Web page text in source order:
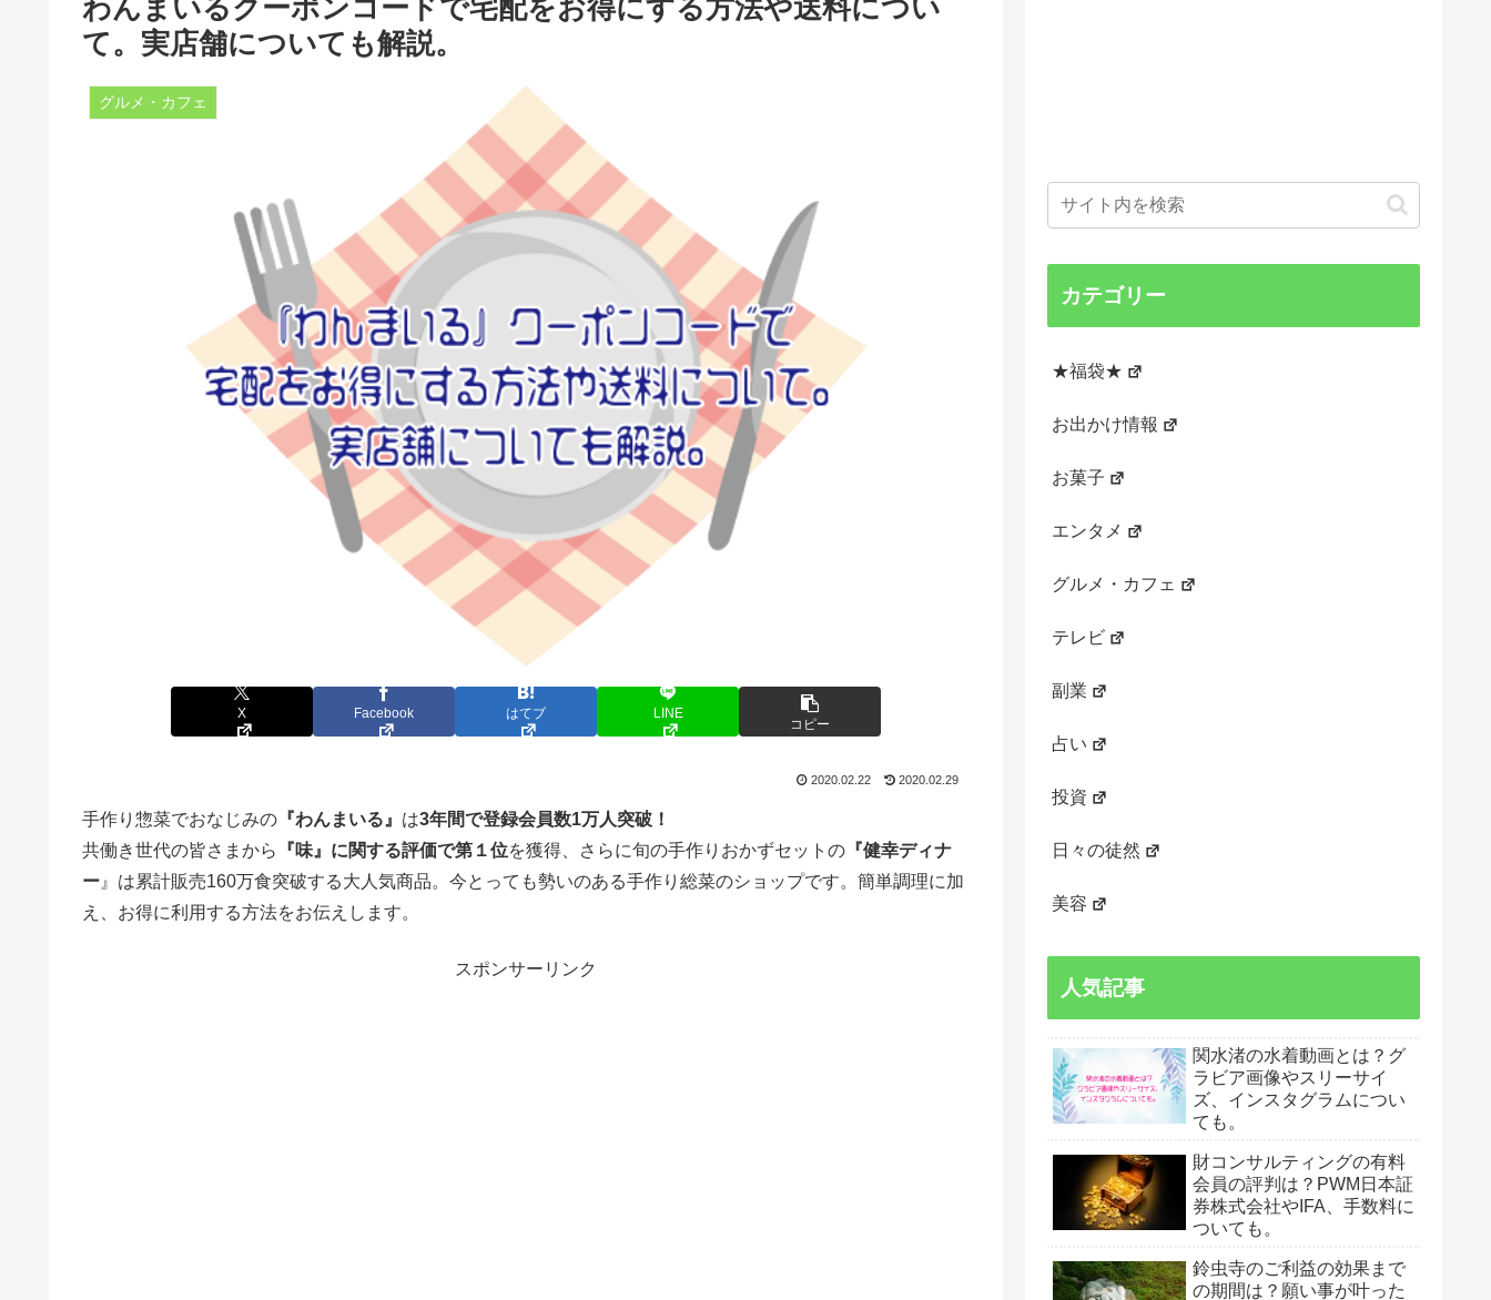
わんまいるクーポンコードで宅配をお得にする方法や送料につい
て。実店舗についても解説。
グルメ・カフェ
X Facebook はてブ LINE
コピー
2020.02.22 2020.02.29
手作り惣菜でおなじみの 『わんまいる』 は3年間で登録会員数1万人突破！
共働き世代の皆さまから
『味』に関する評価で第１位を獲得、さらに旬の手作りおかずセットの 『健幸ディナ
ー 』は累計販売160万食突破する大人気商品。今とっても勢いのある手作り総菜のショップです。簡単調理に加
え、お得に利用する方法をお伝えします。
スポンサーリンク
カテゴリー
★福袋★
お出かけ情報
お菓子
エンタメ
グルメ・カフェ
テレビ
副業
占い
投資
日々の徒然
美容
人気記事
関水渚の水着動画とは？グ
ラビア画像やスリーサイ
ズ、インスタグラムについ
ても。
財コンサルティングの有料
会員の評判は？PWM日本証
券株式会社やIFA、手数料に
ついても。
鈴虫寺のご利益の効果まで
の期間は？願い事が叶った